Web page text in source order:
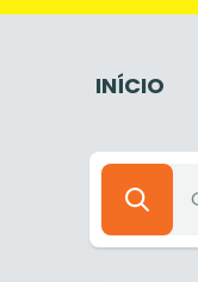
INÍCIO